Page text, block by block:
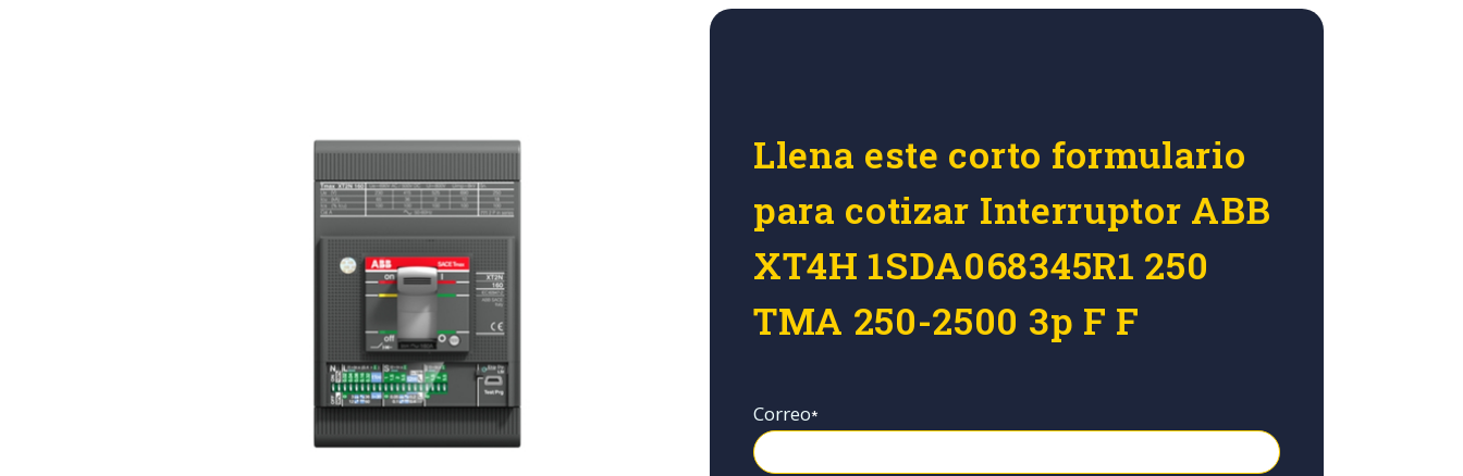
Llena este corto formulario
para cotizar Interruptor ABB
XT4H 1SDA068345R1 250
TMA 250-2500 3p F F
Correo*